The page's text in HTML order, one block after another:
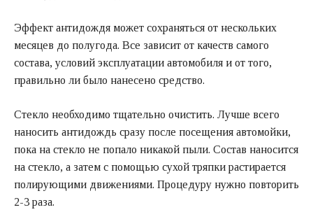
Эффект антидождя может сохраняться от нескольких
месяцев до полугода. Все зависит от качеств самого
состава, условий эксплуатации автомобиля и от того,
правильно ли было нанесено средство.
Стекло необходимо тщательно очистить. Лучше всего
наносить антидождь сразу после посещения автомойки,
пока на стекло не попало никакой пыли. Состав наносится
на стекло, а затем с помощью сухой тряпки растирается
полирующими движениями. Процедуру нужно повторить
2-3 раза.